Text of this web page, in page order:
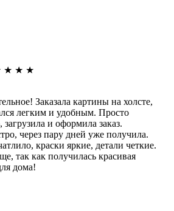
★ ★ ★
Заказала картины на холсте,
легким и удобным. Просто
и оформила заказ.
через пару дней уже получила.
краски яркие, детали четкие.
так как получилась красивая
дома!